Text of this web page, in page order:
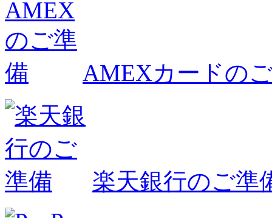
AMEXカードの
楽天銀行のご準